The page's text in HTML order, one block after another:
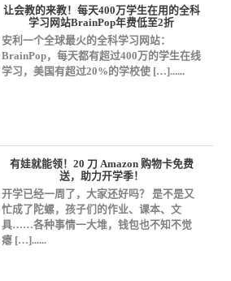
让会教的来教！每天400万学生在用的全科
学习网站BrainPop年费低至2折
安利一个全球最火的全科学习网站：
BrainPop，每天都有超过400万的学生在线
学习，美国有超过20%的学校使 […]......
有娃就能领！20 刀 Amazon 购物卡免费
送，助力开学季！
开学已经一周了，大家还好吗？ 是不是又
忙成了陀螺，孩子们的作业、课本、文
具……各种事情一大堆，钱包也不知不觉
瘪 […]......